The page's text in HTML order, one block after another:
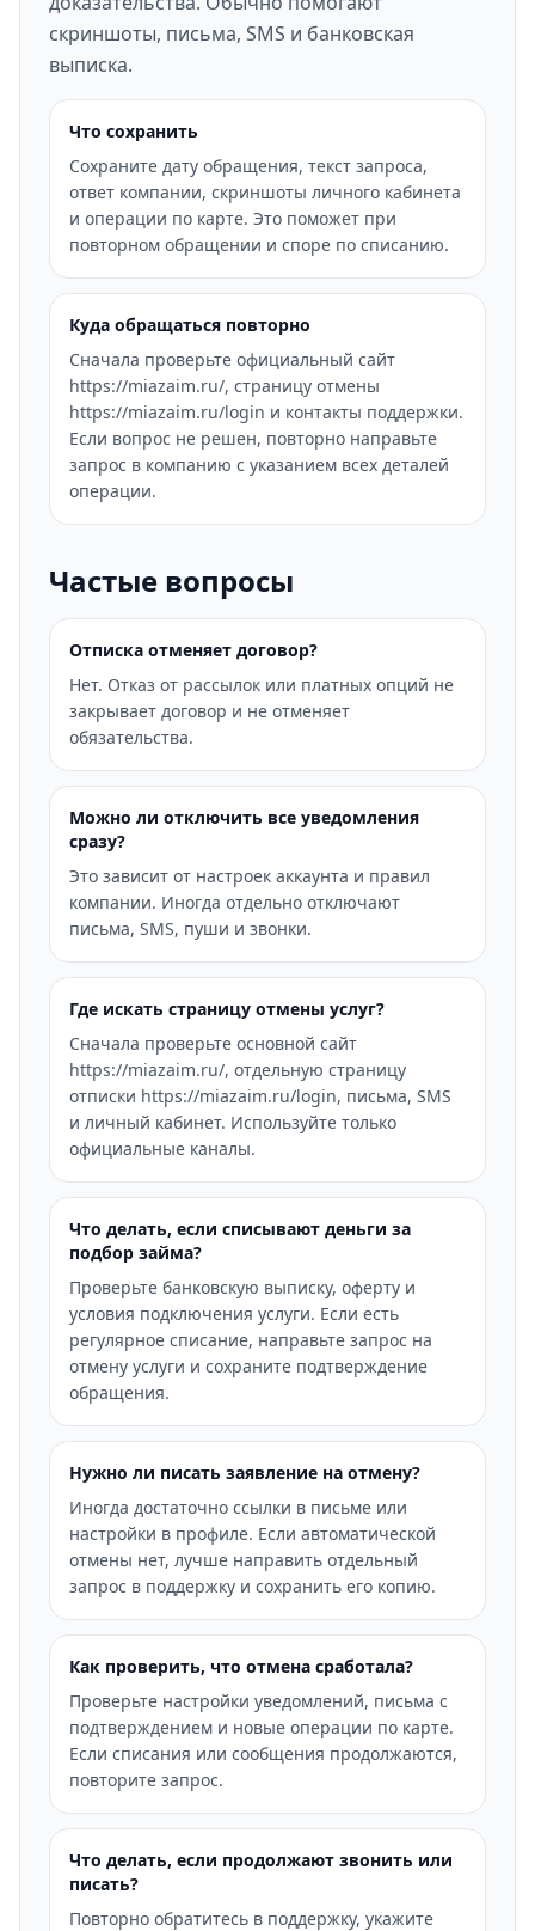
скриншоты, письма, SMS и банковская
выписка.
Что сохранить
Сохраните дату обращения, текст запроса,
ответ компании, скриншоты личного кабинета
и операции по карте. Это поможет при
повторном обращении и споре по списанию.
Куда обращаться повторно
Сначала проверьте официальный сайт
https://miazaim.ru/, страницу отмены
https://miazaim.ru/login и контакты поддержки.
Если вопрос не решен, повторно направьте
запрос в компанию с указанием всех деталей
операции.
Частые вопросы
Отписка отменяет договор?
Нет. Отказ от рассылок или платных опций не
закрывает договор и не отменяет
обязательства.
Можно ли отключить все уведомления
сразу?
Это зависит от настроек аккаунта и правил
компании. Иногда отдельно отключают
письма, SMS, пуши и звонки.
Где искать страницу отмены услуг?
Сначала проверьте основной сайт
https://miazaim.ru/, отдельную страницу
отписки https://miazaim.ru/login, письма, SMS
и личный кабинет. Используйте только
официальные каналы.
Что делать, если списывают деньги за
подбор займа?
Проверьте банковскую выписку, оферту и
условия подключения услуги. Если есть
регулярное списание, направьте запрос на
отмену услуги и сохраните подтверждение
обращения.
Нужно ли писать заявление на отмену?
Иногда достаточно ссылки в письме или
настройки в профиле. Если автоматической
отмены нет, лучше направить отдельный
запрос в поддержку и сохранить его копию.
Как проверить, что отмена сработала?
Проверьте настройки уведомлений, письма с
подтверждением и новые операции по карте.
Если списания или сообщения продолжаются,
повторите запрос.
Что делать, если продолжают звонить или
писать?
Повторно обратитесь в поддержку, укажите